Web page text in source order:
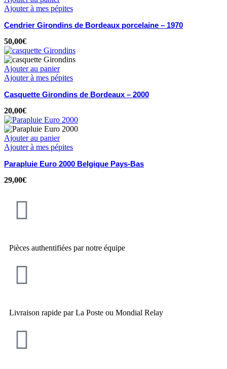
Ajouter à mes pépites
Cendrier Girondins de Bordeaux porcelaine – 1970
50,00€
Ajouter au panier
Ajouter à mes pépites
Casquette Girondins de Bordeaux – 2000
20,00€
Ajouter au panier
Ajouter à mes pépites
Parapluie Euro 2000 Belgique Pays-Bas
29,00€
Pièces authentifiées par notre équipe
Livraison rapide par La Poste ou Mondial Relay